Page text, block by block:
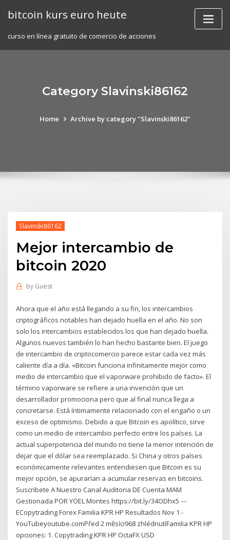
bitcoin kurs euro heute
curso en línea gratuito de comercio de acciones
Category Slavinski86162
Home Archive by category "Slavinski86162"
Slavinski86162
Mejor intercambio de
bitcoin 2020
by Guest
Ahora que el año está llegando a su fin, los intercambios
criptográficos notables han dejado huella en el año. No son
solo los intercambios establecidos los que han dejado huella.
Algunos nuevos también lo han hecho bastante bien. El juego
de intercambio de criptocomercio parece estar cada vez más
caliente día a día. «Bitcoin funciona infinitamente mejor como
medio de intercambio que el vaporware prohibido de facto». El
término vaporware se refiere a una invención que un
desarrollador promociona pero que al final nunca llega a
concretarse. Está íntimamente relacionado con el engaño o un
exceso de optimismo. Debido a que Bitcoin es apolítico, sirve
como un medio de intercambio perfecto entre los países. La
actual superpotencia del mundo no tiene la menor intención de
dejar que el dólar sea reemplazado. Si China y otros países
económicamente relevantes entendiesen que Bitcoin es su
mejor opción, se apurarían a acumular reservas en bitcoins.
Suscribete A Nuestro Canal Auditoria DE Cuenta MAM
Gestionada POR YOEL Montes https://bit.ly/34ODhx5 ---
ECopytrading Forex Familia KPR HP Resultados Nov 1 -
YouTubeyoutube.comPřed 2 měsíci968 zhlédnutíFamilia KPR HP
opciones: 1. Copytrading KPR HP OctaFX USD